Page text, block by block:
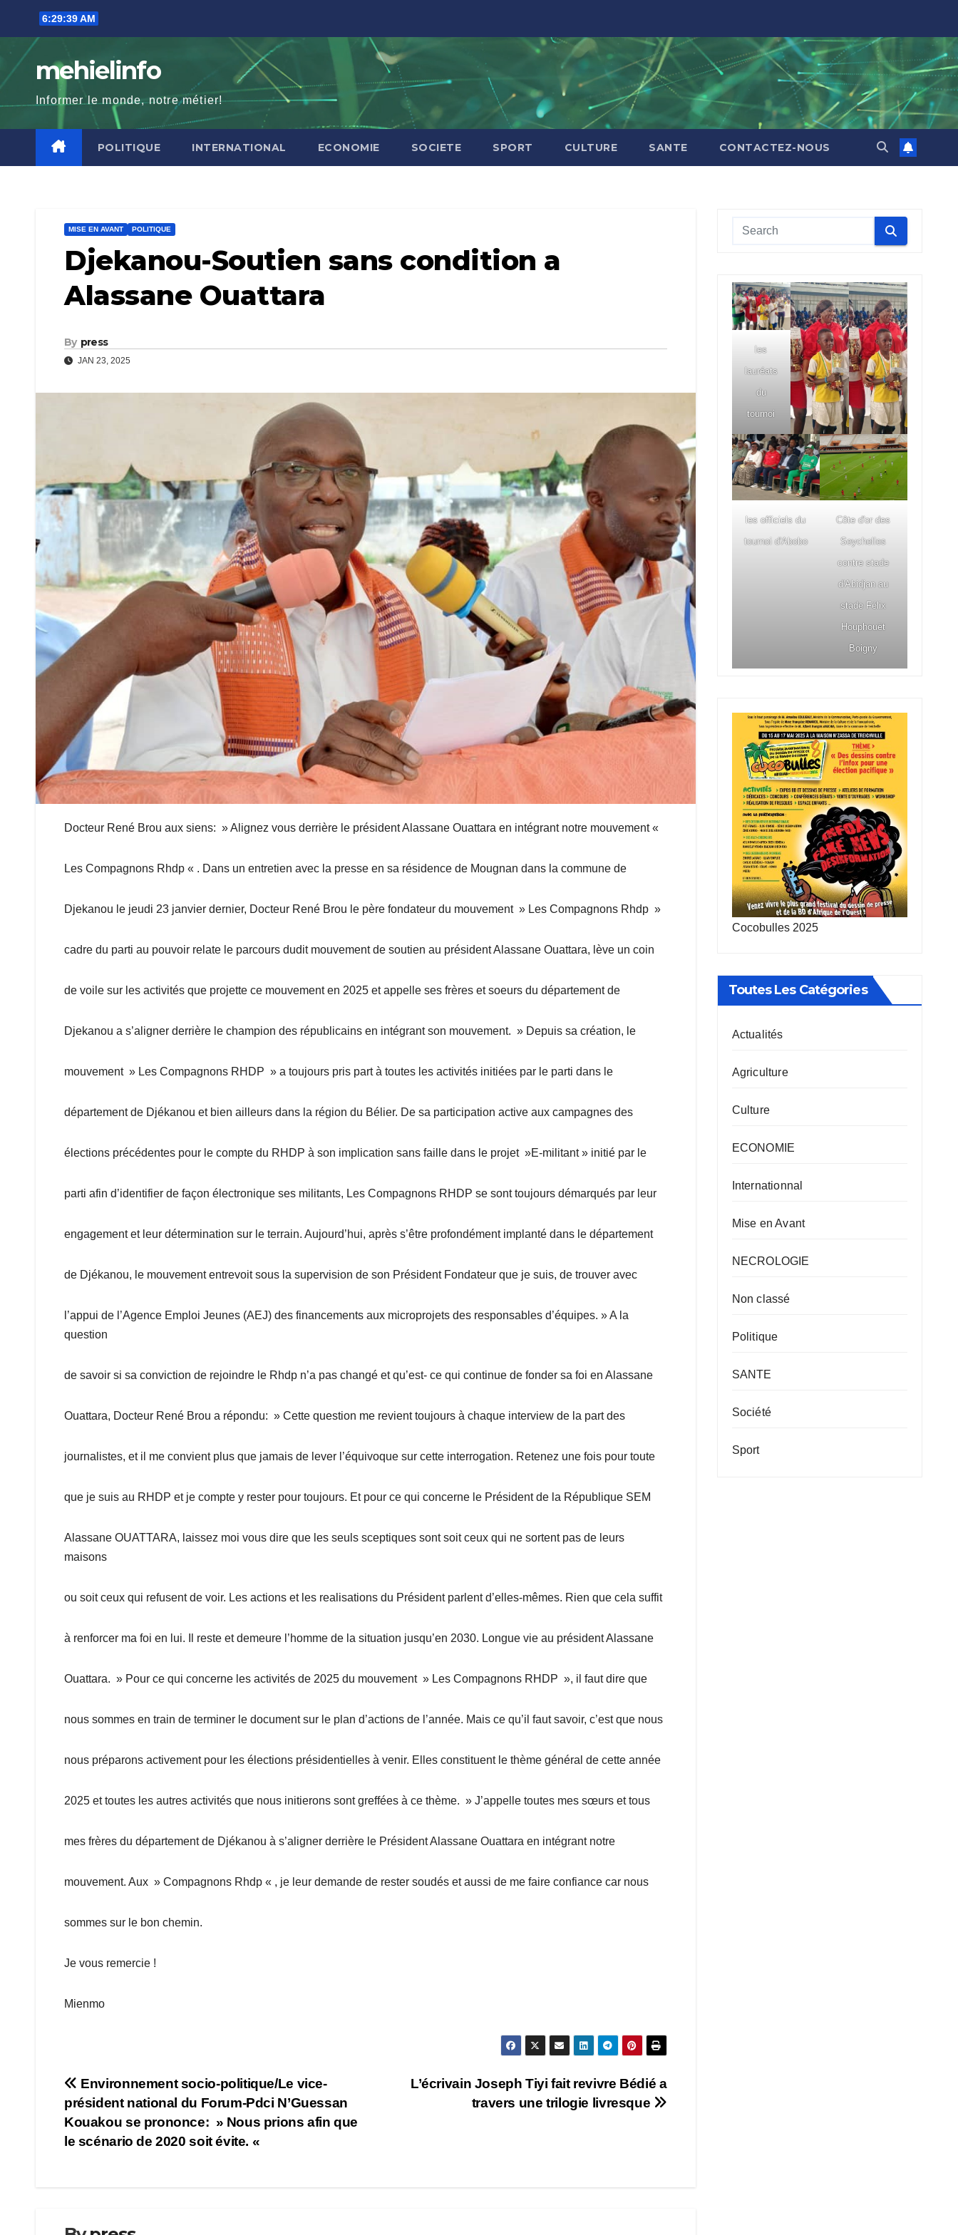
content
6:29:40 AM
mehielinfo
Informer le monde, notre métier!
POLITIQUE INTERNATIONAL ECONOMIE SOCIETE SPORT CULTURE SANTE CONTACTEZ-NOUS
MISE EN AVANT POLITIQUE
Djekanou-Soutien sans condition a
Alassane Ouattara
By press
JAN 23, 2025
Docteur René Brou aux siens: » Alignez vous derrière le président Alassane Ouattara en intégrant notre mouvement «
Les Compagnons Rhdp « . Dans un entretien avec la presse en sa résidence de Mougnan dans la commune de
Djekanou le jeudi 23 janvier dernier, Docteur René Brou le père fondateur du mouvement » Les Compagnons Rhdp »
cadre du parti au pouvoir relate le parcours dudit mouvement de soutien au président Alassane Ouattara, lève un coin
de voile sur les activités que projette ce mouvement en 2025 et appelle ses frères et soeurs du département de
Djekanou a s’aligner derrière le champion des républicains en intégrant son mouvement. » Depuis sa création, le
mouvement » Les Compagnons RHDP » a toujours pris part à toutes les activités initiées par le parti dans le
département de Djékanou et bien ailleurs dans la région du Bélier. De sa participation active aux campagnes des
élections précédentes pour le compte du RHDP à son implication sans faille dans le projet »E-militant » initié par le
parti afin d’identifier de façon électronique ses militants, Les Compagnons RHDP se sont toujours démarqués par leur
engagement et leur détermination sur le terrain. Aujourd’hui, après s’être profondément implanté dans le département
de Djékanou, le mouvement entrevoit sous la supervision de son Président Fondateur que je suis, de trouver avec
l’appui de l’Agence Emploi Jeunes (AEJ) des financements aux microprojets des responsables d’équipes. » A la
question
de savoir si sa conviction de rejoindre le Rhdp n’a pas changé et qu’est- ce qui continue de fonder sa foi en Alassane
Ouattara, Docteur René Brou a répondu: » Cette question me revient toujours à chaque interview de la part des
journalistes, et il me convient plus que jamais de lever l’équivoque sur cette interrogation. Retenez une fois pour toute
que je suis au RHDP et je compte y rester pour toujours. Et pour ce qui concerne le Président de la République SEM
Alassane OUATTARA, laissez moi vous dire que les seuls sceptiques sont soit ceux qui ne sortent pas de leurs
maisons
ou soit ceux qui refusent de voir. Les actions et les realisations du Président parlent d’elles-mêmes. Rien que cela suffit
à renforcer ma foi en lui. Il reste et demeure l’homme de la situation jusqu’en 2030. Longue vie au président Alassane
Ouattara. » Pour ce qui concerne les activités de 2025 du mouvement » Les Compagnons RHDP », il faut dire que
nous sommes en train de terminer le document sur le plan d’actions de l’année. Mais ce qu’il faut savoir, c’est que nous
nous préparons activement pour les élections présidentielles à venir. Elles constituent le thème général de cette année
2025 et toutes les autres activités que nous initierons sont greffées à ce thème. » J’appelle toutes mes sœurs et tous
mes frères du département de Djékanou à s’aligner derrière le Président Alassane Ouattara en intégrant notre
mouvement. Aux » Compagnons Rhdp « , je leur demande de rester soudés et aussi de me faire confiance car nous
sommes sur le bon chemin.
Je vous remercie !
Mienmo
Navigation
de
l’article
L’écrivain Joseph Tiyi fait revivre Bédié a
travers une trilogie livresque
Environnement socio-politique/Le vice-
président national du Forum-Pdci N’Guessan
Kouakou se prononce: » Nous prions afin que
le scénario de 2020 soit évite. «
les
lauréats
du
tournoi
les officiels du
tournoi d'Abobo
Côte d'or des
Seychelles
contre stade
d'Abidjan au
stade Félix
Houphouët
Boigny
Cocobulles 2025
Toutes Les Catégories
Actualités
Agriculture
Culture
ECONOMIE
Internationnal
Mise en Avant
NECROLOGIE
Non classé
Politique
SANTE
Société
Sport